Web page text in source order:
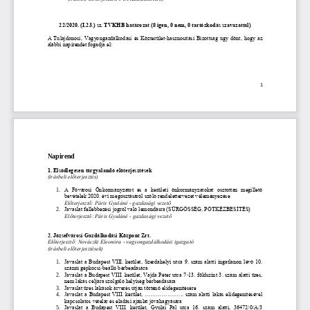
1
22/2020. (I.23.) sz. TVKHB határozat (8 igen, 0 nem, 0 tartózkodás szavazattal)
A Tulajdonosi, Vagyongazdálkodási és Közterület-hasznosítási Bizottság úgy dönt, hogy az
alábbi napirendet fogadja el:
Napirend
1. Elsődlegesen tárgyalandó előterjesztések
(írásbeli előterjesztés)
1.
A  Fővárosi  Önkormányzatot  és  a  kerületi  önkormányzatokat  osztottan  megillető
bevételek 2020. évi megosztásáról szóló rendelettervezet véleményezése
Előterjesztő: Páris Gyuláné - gazdasági vezető
2.
Javaslat fellebbezési jogról való lemondásra (SÜRGŐSSÉG, PÓTKÉZBESÍTÉS)
Előterjesztő: Páris Gyuláné - gazdasági vezető
2. Józsefvárosi Gazdálkodási Központ Zrt.
Előterjesztő: Nováczki Eleonóra -vagyongazdálkodási igazgató
(írásbeli előterjesztések)
1. Javaslat a Budapest VIII. kerület, Szerdahelyi utca 9. szám alatti ingatlanon lévő 10.
számú gépkocsi-beálló bérbeadására
2.
Javaslat a Budapest VIII. kerület, Vajda Péter utca 7-13. földszint 3. szám alatti üres,
nem lakás céljára szolgáló helyiség bérbeadására
3.
Javaslat üres lakások árverés útján történő elidegenítésére
4.
Javaslat a Budapest VIII. kerület,
. szám alatti lakás elidegenítésével
kapcsolatos vételár és eladási ajánlat jóváhagyására
5.
Javaslat  a  Budapest  VIII.  kerület,  Gyulai  Pál  utca  16.  szám  alatti,  36472/0/A/3